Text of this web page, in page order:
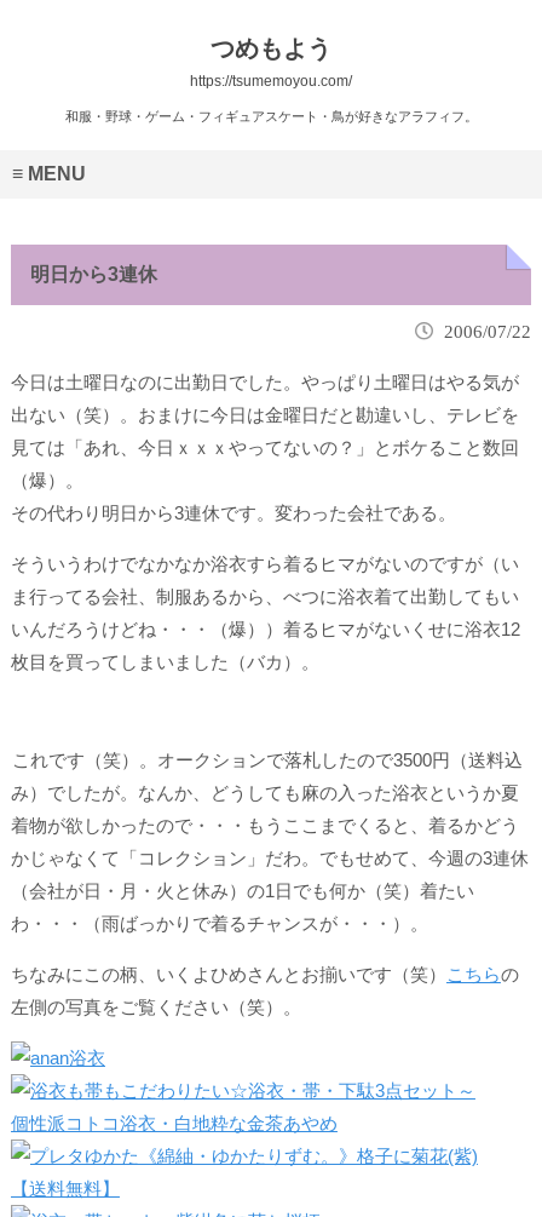
つめもよう
https://tsumemoyou.com/
和服・野球・ゲーム・フィギュアスケート・鳥が好きなアラフィフ。
MENU
明日から3連休
2006/07/22
今日は土曜日なのに出勤日でした。やっぱり土曜日はやる気が
出ない（笑）。おまけに今日は金曜日だと勘違いし、テレビを
見ては「あれ、今日ｘｘｘやってないの？」とボケること数回
（爆）。
その代わり明日から3連休です。変わった会社である。
そういうわけでなかなか浴衣すら着るヒマがないのですが（い
ま行ってる会社、制服あるから、べつに浴衣着て出勤してもい
いんだろうけどね・・・（爆））着るヒマがないくせに浴衣12
枚目 を買ってしまいました（バカ）。
これです（笑）。オークションで落札したので3500円（送料込
み）でしたが。なんか、どうしても麻の入った浴衣というか夏
着物が欲しかったので・・・もうここまでくると、着るかどう
かじゃなくて「コレクション」だわ。でもせめて、今週の3連休
（会社が日・月・火と休み）の1日でも何か（笑）着たい
わ・・・（雨ばっかりで着るチャンスが・・・）。
ちなみにこの柄、いくよひめさんとお揃いです（笑） こちらの
左側の写真をご覧ください（笑）。